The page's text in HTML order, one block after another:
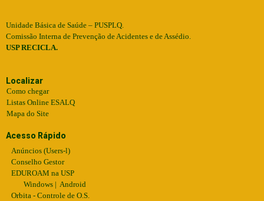
Unidade Básica de Saúde – PUSPLQ.
Comissão Interna de Prevenção de Acidentes e de Assédio.
USP RECICLA.
Localizar
Como chegar
Listas Online ESALQ
Mapa do Site
Acesso Rápido
Anúncios (Users-l)
Conselho Gestor
EDUROAM na USP
Windows | Android
Orbita - Controle de O.S.